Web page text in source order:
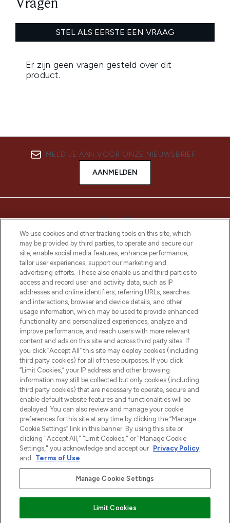
MELD JE AAN VOOR ONZE NIEUWSBRIEF
AANMELDEN
LOOKFANTASTIC is de ultieme online
beautybestemming van Europa, met de
beste huidverzorging, haarproducten en
make-up van meer dan 200 topmerken.
Shop online of via de app, met gratis
verzending vanaf €40.
Cookie-toestemming
Do Not Sell or Share My Personal
Information
HELP & INFORMATIE
BEDRIJFSINFORMATIE
OVER LOOKFANTASTIC
We use cookies and other tracking tools on this site, which
may be provided by third parties, to operate and secure our
site, enable social media features, enhance performance,
tailor user experiences, support our marketing and
advertising efforts. These also enable us and third parties to
access and record user and activity data, such as IP
addresses and online identifiers, referring URLs, searches
and interactions, browser and device details, and other
usage information, which may be used to provide enhanced
functionality and personalized experiences, analyze and
improve performance, and reach users with more relevant
content and ads on this site and across third party sites. If
you click “Accept All” this site may deploy cookies (including
third party cookies) for all of these purposes. If you click
“Limit Cookies,” your IP address and other browsing
information may still be collected but only cookies (including
third party cookies) that are necessary to operate, secure and
enable default website features and functionalities will be
deployed. You can also review and manage your cookie
preferences for this site at any time by clicking the “Manage
Cookie Settings” link in this banner. By using this site or
clicking "Accept All," "Limit Cookies," or "Manage Cookie
Settings," you acknowledge and accept our Privacy Policy
and
Terms of Use.
Manage Cookie Settings
Limit Cookies